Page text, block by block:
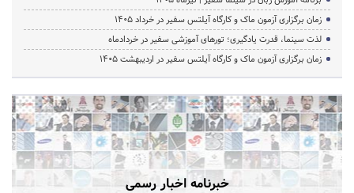
زمان برگزاری آزمون ماک و کارگاه آیلتس سفیر در خرداد 1405
لذت سینما، قدرت یادگیری؛ تورهای آموزشی سفیر در خردادماه
زمان برگزاری آزمون ماک و کارگاه آیلتس سفیر در اردیبهشت 1405
خبرنامه اخبار رسمی